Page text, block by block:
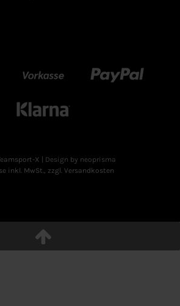
Vorkasse Paypal
Klarn
X
| Design by neoprisma
inkl. MwSt., zzgl. Versandkosten